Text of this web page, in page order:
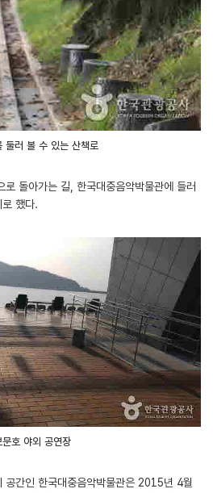
둘러 볼 수 있는 산책로
로 돌아가는 길, 한국대중음악박물관에 들러
했다.
문호 야외 공연장
공간인 한국대중음악박물관은 2015년 4월